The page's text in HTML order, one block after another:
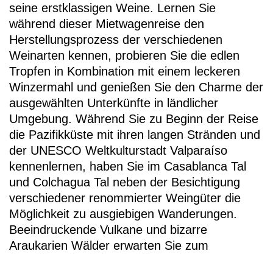
seine erstklassigen Weine. Lernen Sie
während dieser Mietwagenreise den
Herstellungsprozess der verschiedenen
Weinarten kennen, probieren Sie die edlen
Tropfen in Kombination mit einem leckeren
Winzermahl und genießen Sie den Charme der
ausgewählten Unterkünfte in ländlicher
Umgebung. Während Sie zu Beginn der Reise
die Pazifikküste mit ihren langen Stränden und
der UNESCO Weltkulturstadt Valparaíso
kennenlernen, haben Sie im Casablanca Tal
und Colchagua Tal neben der Besichtigung
verschiedener renommierter Weingüter die
Möglichkeit zu ausgiebigen Wanderungen.
Beeindruckende Vulkane und bizarre
Araukarien Wälder erwarten Sie zum